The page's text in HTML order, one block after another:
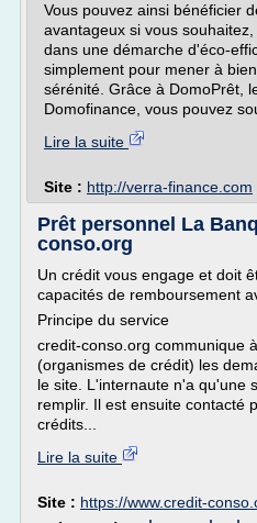
Vous pouvez ainsi bénéficier
avantageux si vous
dans une démarche d'éco-
simplement pour mener à
sérénité. Grâce à DomoPrêt,
Domofinance, vous pouvez
Lire la suite
Site : http://verra-finance.com
Prêt personnel La
conso.org
Un crédit vous engage et doit
capacités de remboursement
Principe du service
credit-conso.org communique
(organismes de crédit) les
le site. L'internaute n'a qu'une
remplir. Il est ensuite contacté
crédits...
Lire la suite
Site : https://www.credit-